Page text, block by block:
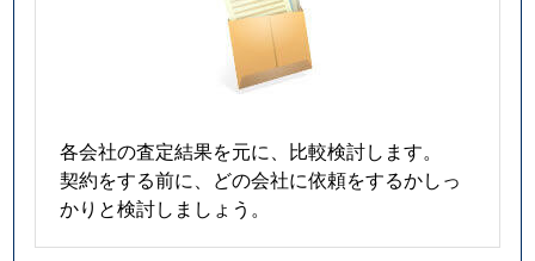
各会社の査定結果を元に、比較検討します。
契約をする前に、どの会社に依頼をするかしっ
かりと検討しましょう。